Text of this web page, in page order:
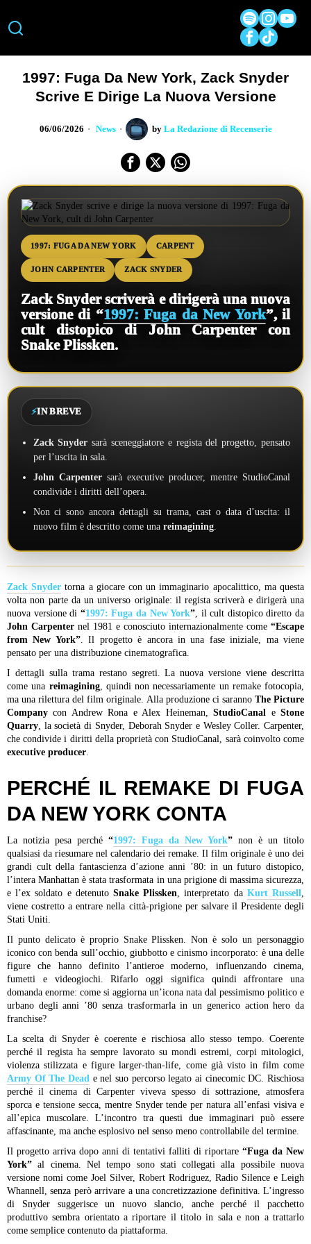
1997: Fuga Da New York, Zack Snyder
Scrive E Dirige La Nuova Versione
06/06/2026 News by La Redazione di Recenserie
1997: FUGA DA NEW YORK CARPENT
JOHN CARPENTER ZACK SNYDER
Zack Snyder scriverà e dirigerà una nuova
versione di “1997: Fuga da New York”, il
cult distopico di John Carpenter con
Snake Plissken.
⚡IN BREVE
Zack Snyder sarà sceneggiatore e regista del progetto, pensato
per l’uscita in sala.
John Carpentersarà executive producer, mentre StudioCanal
condivide i diritti dell’opera.
Non ci sono ancora dettagli su trama, cast o data d’uscita: il
nuovo film è descritto come una reimagining.
Zack Snyder torna a giocare con un immaginario apocalittico, ma questa
volta non parte da un universo originale: il regista scriverà e dirigerà una
nuova versione di “1997: Fuga da New York”, il cult distopico diretto da
John Carpenter nel 1981 e conosciuto internazionalmente come “Escape
from New York”. Il progetto è ancora in una fase iniziale, ma viene
pensato per una distribuzione cinematografica.
I dettagli sulla trama restano segreti. La nuova versione viene descritta
come una reimagining, quindi non necessariamente un remake fotocopia,
ma una rilettura del film originale. Alla produzione ci saranno The Picture
Company con Andrew Rona e Alex Heineman,StudioCanal eStone
Quarry, la società di Snyder, Deborah Snyder e Wesley Coller. Carpenter,
che condivide i diritti della proprietà con StudioCanal, sarà coinvolto come
executive producer.
PERCHÉ IL REMAKE DI FUGA
DA NEW YORK CONTA
La notizia pesa perché “1997: Fuga da New York” non è un titolo
qualsiasi da riesumare nel calendario dei remake. Il film originale è uno dei
grandi cult della fantascienza d’azione anni ’80: in un futuro distopico,
l’intera Manhattan è stata trasformata in una prigione di massima sicurezza,
e l’ex soldato e detenuto Snake Plissken, interpretato da Kurt Russell,
viene costretto a entrare nella città-prigione per salvare il Presidente degli
Stati Uniti.
Il punto delicato è proprio Snake Plissken. Non è solo un personaggio
iconico con benda sull’occhio, giubbotto e cinismo incorporato: è una delle
figure che hanno definito l’antieroe moderno, influenzando cinema,
fumetti e videogiochi. Rifarlo oggi significa quindi affrontare una
domanda enorme: come si aggiorna un’icona nata dal pessimismo politico e
urbano degli anni ’80 senza trasformarla in un generico action hero da
franchise?
La scelta di Snyder è coerente e rischiosa allo stesso tempo. Coerente
perché il regista ha sempre lavorato su mondi estremi, corpi mitologici,
violenza stilizzata e figure larger-than-life, come già visto in film come
Army Of The Dead e nel suo percorso legato ai cinecomic DC. Rischiosa
perché il cinema di Carpenter viveva spesso di sottrazione, atmosfera
sporca e tensione secca, mentre Snyder tende per natura all’enfasi visiva e
all’epica muscolare. L’incontro tra questi due immaginari può essere
affascinante, ma anche esplosivo nel senso meno controllabile del termine.
Il progetto arriva dopo anni di tentativi falliti di riportare “Fuga da New
York” al cinema. Nel tempo sono stati collegati alla possibile nuova
versione nomi come Joel Silver, Robert Rodriguez, Radio Silence e Leigh
Whannell, senza però arrivare a una concretizzazione definitiva. L’ingresso
di Snyder suggerisce un nuovo slancio, anche perché il pacchetto
produttivo sembra orientato a riportare il titolo in sala e non a trattarlo
come semplice contenuto da piattaforma.